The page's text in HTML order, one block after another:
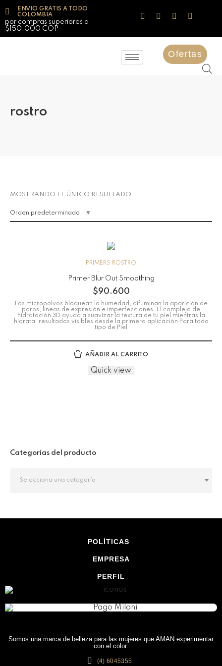
ENVIO GRATIS A TODO
COLOMBIA
por compras superiores a
$150.000 COP
Ofertas
rostro
MOSTRANDO EL ÚNICO RESULTADO
PRIMERS ROSTRO
Primer Blur Out Smoothing
$90.600
Los micropolvos bloquean la humedad, difuminan la aparición de
poros, lineas de expresión e imperfecciones. El complejo de
hidratación 3D ayuda a suavizar la textura de tu piel mientras la
hidrata. resultados visibles desde la primera aplicación Para todo
tipo de Piel
AÑADIR AL CARRITO
Quick view
Categorías del producto
Selecciona una categoría
POLÍTICAS
EMPRESA
PERFIL
Somos una marca de belleza para las mujeres que AMAN experimentar
con el color.
(4) 6045355